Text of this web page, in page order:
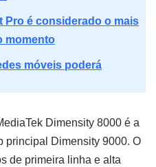
Pro é considerado o mais
momento
móveis poderá
Dimensity 8000 é a
principal Dimensity 9000. O
de primeira linha e alta